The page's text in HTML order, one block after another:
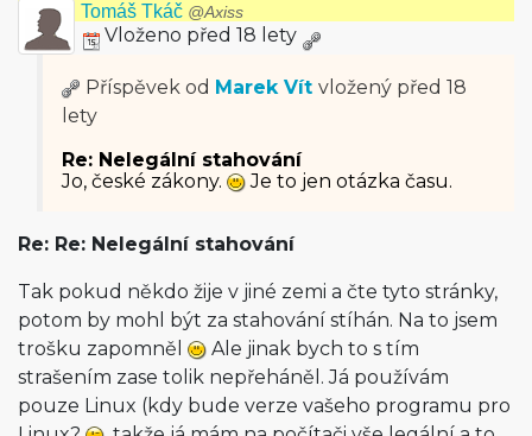
Tomáš Tkáč @Axiss
Vloženo před 18 lety
Příspěvek od Marek Vít vložený před 18
lety
Re: Nelegální stahování
Jo, české zákony.
Je to jen otázka času.
Re: Re: Nelegální stahování
Tak pokud někdo žije v jiné zemi a čte tyto stránky,
potom by mohl být za stahování stíhán. Na to jsem
trošku zapomněl
Ale jinak bych to s tím
strašením zase tolik nepřeháněl. Já používám
pouze Linux (kdy bude verze vašeho programu pro